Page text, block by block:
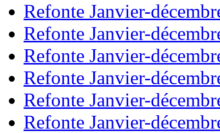
Refonte Janvier-
Refonte Janvier-
Refonte Janvier-
Refonte Janvier-
Refonte Janvier-
Refonte Janvier-